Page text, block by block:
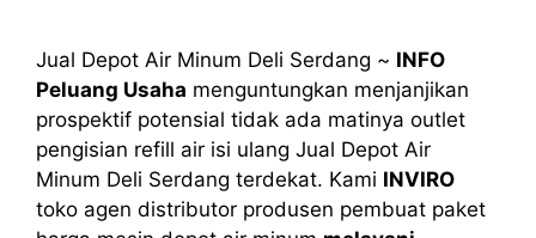
Jual Depot Air Minum Deli Serdang ~ INFO
Peluang Usaha menguntungkan menjanjikan
prospektif potensial tidak ada matinya outlet
pengisian refill air isi ulang Jual Depot Air
Minum Deli Serdang terdekat. Kami INVIRO
toko agen distributor produsen pembuat paket